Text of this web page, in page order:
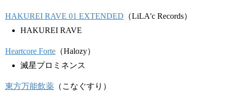
HAKUREI RAVE 01 EXTENDED （LiLA'c Records）
HAKUREI RAVE
Heartcore Forte （Halozy）
滅星プロミネンス
東方万能飲薬 （こなぐすり）